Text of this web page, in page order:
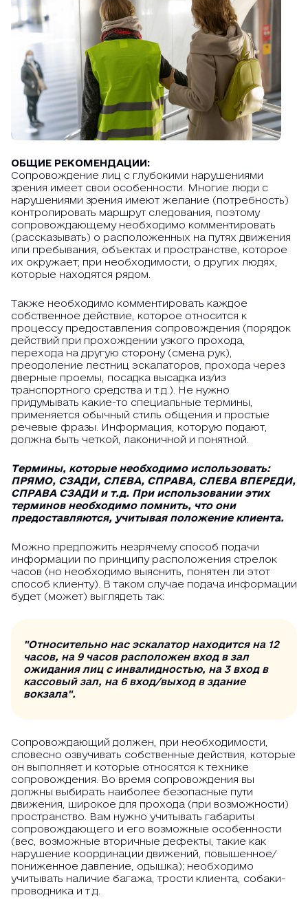
ОБЩИЕ РЕКОМЕНДАЦИИ:
Сопровождение лиц с глубокими нарушениями
зрения имеет свои особенности. Многие люди с
нарушениями зрения имеют желание (потребность)
контролировать маршрут следования, поэтому
сопровождающему необходимо комментировать
(рассказывать) о расположенных на путях движения
или пребывания, объектах и пространстве, которое
их окружает; при необходимости, о других людях,
которые находятся рядом.
Также необходимо комментировать каждое
собственное действие, которое относится к
процессу предоставления сопровождения (порядок
действий при прохождении узкого прохода,
перехода на другую сторону (смена рук),
преодоление лестниц эскалаторов, прохода через
дверные проемы, посадка высадка из/из
транспортного средства и т.д.). Не нужно
придумывать какие-то специальные термины,
применяется обычный стиль общения и простые
речевые фразы. Информация, которую подают,
должна быть четкой, лаконичной и понятной.
Термины, которые необходимо использовать:
ПРЯМО, СЗАДИ, СЛЕВА, СПРАВА, СЛЕВА ВПЕРЕДИ,
СПРАВА СЗАДИ и т.д. При использовании этих
терминов необходимо помнить, что они
предоставляются, учитывая положение клиента.
Можно предложить незрячему способ подачи
информации по принципу расположения стрелок
часов (но необходимо выяснить, понятен ли этот
способ клиенту). В таком случае подача информации
будет (может) выглядеть так:
"Относительно нас эскалатор находится на 12
часов, на 9 часов расположен вход в зал
ожидания лиц с инвалидностью, на 3 вход в
кассовый зал, на 6 вход/выход в здание
вокзала".
Сопровождающий должен, при необходимости,
словесно озвучивать собственные действия, которые
он выполняет и которые относятся к технике
сопровождения. Во время сопровождения вы
должны выбирать наиболее безопасные пути
движения, широкое для прохода (при возможности)
пространство. Вам нужно учитывать габариты
сопровождающего и его возможные особенности
(вес, возможные вторичные дефекты, такие как
нарушение координации движений, повышенное/
пониженное давление, одышка); необходимо
учитывать наличие багажа, трости клиента, собаки-
проводника и т.д.